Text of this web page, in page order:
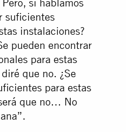
suficientes
instalaciones?
pueden encontrar
para estas
que no. ¿Se
para estas
que no… No